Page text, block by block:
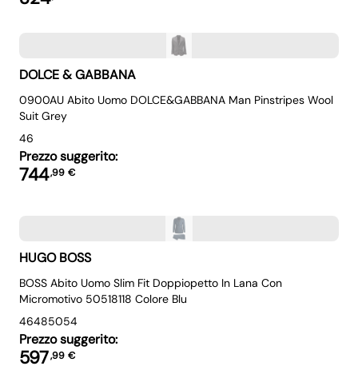
DOLCE & GABBANA
0900AU Abito Uomo DOLCE&GABBANA Man Pinstripes Wool
Suit Grey
46
Prezzo suggerito:
744,99 €
HUGO BOSS
BOSS Abito Uomo Slim Fit Doppiopetto In Lana Con
Micromotivo 50518118 Colore Blu
46485054
Prezzo suggerito:
597,99 €